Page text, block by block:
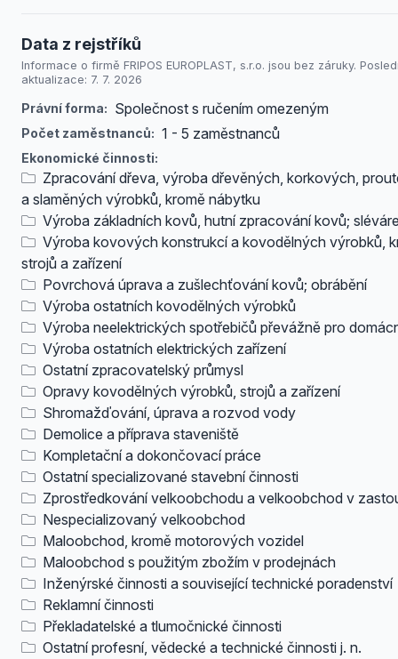
Data z rejstříků
Informace o firmě FRIPOS EUROPLAST, s.r.o. jsou bez záruky.
aktualizace: 7. 7. 2026
Právní forma: Společnost s ručením omezeným
Počet zaměstnanců: 1 - 5 zaměstnanců
Ekonomické činnosti:
Zpracování dřeva, výroba dřevěných, korkových,
a slaměných výrobků, kromě nábytku
Výroba základních kovů, hutní zpracování kovů;
Výroba kovových konstrukcí a kovodělných výrobků,
strojů a zařízení
Povrchová úprava a zušlechťování kovů; obrábění
Výroba ostatních kovodělných výrobků
Výroba neelektrických spotřebičů převážně pro
Výroba ostatních elektrických zařízení
Ostatní zpracovatelský průmysl
Opravy kovodělných výrobků, strojů a zařízení
Shromažďování, úprava a rozvod vody
Demolice a příprava staveniště
Kompletační a dokončovací práce
Ostatní specializované stavební činnosti
Zprostředkování velkoobchodu a velkoobchod v
Nespecializovaný velkoobchod
Maloobchod, kromě motorových vozidel
Maloobchod s použitým zbožím v prodejnách
Inženýrské činnosti a související technické poradenství
Reklamní činnosti
Překladatelské a tlumočnické činnosti
Ostatní profesní, vědecké a technické činnosti j. n.